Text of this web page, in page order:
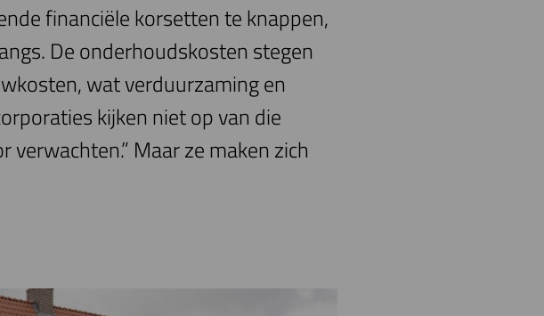
financiële korsetten te knappen,
De onderhoudskosten stegen
wat verduurzaming en
kijken niet op van die
Maar ze maken zich